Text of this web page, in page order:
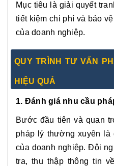
Mục tiêu là giải quyết
tiết kiệm chi phí và bảo
của doanh nghiệp.
QUY TRÌNH TƯ VẤN
HIỆU QUẢ
1. Đánh giá nhu cầu
Bước đầu tiên và quan
pháp lý thường xuyên là
của doanh nghiệp. Đội
tra, thu thập thông tin